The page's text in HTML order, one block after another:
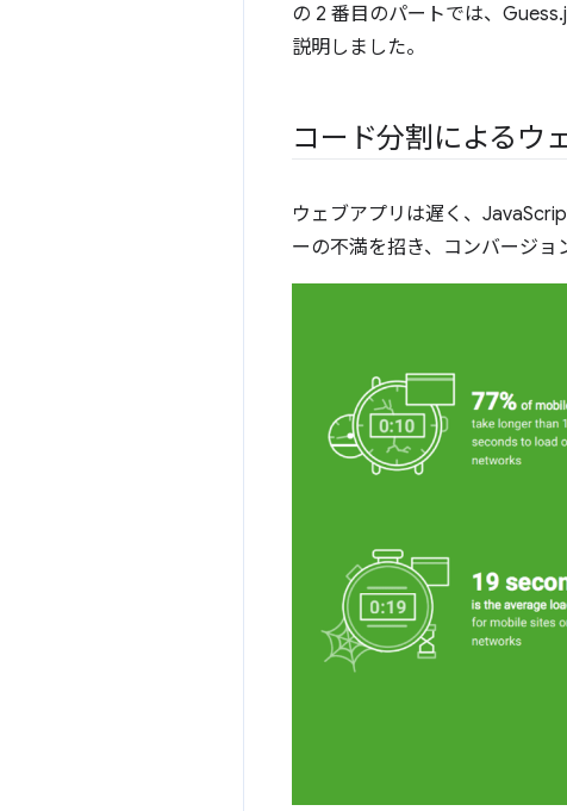
の 2 番目のパートでは、
説明しました。
コード分割によるウ
ウェブアプリは遅く、
ーの不満を招き、コンバージョ